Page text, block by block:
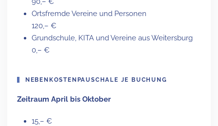
Ortsfremde Vereine und Personen
120,– €
Grundschule, KITA und Vereine aus Weitersburg
0,– €
NEBENKOSTENPAUSCHALE JE BUCHUNG
Zeitraum April bis Oktober
15,– €